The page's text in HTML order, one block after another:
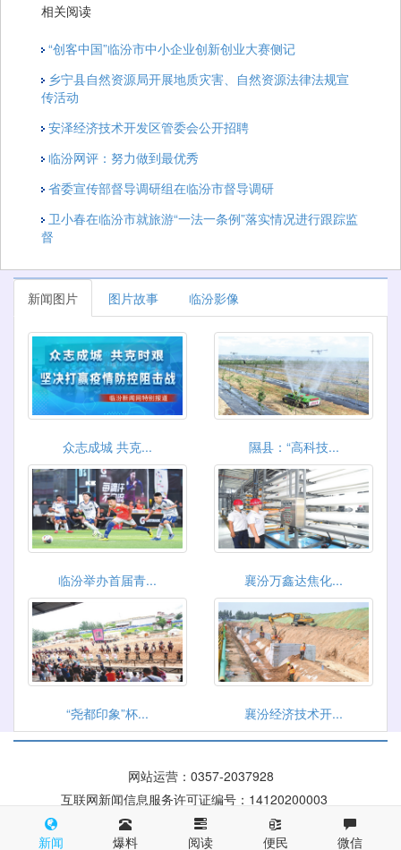
相关阅读
“创客中国”临汾市中小企业创新创业大赛侧记
乡宁县自然资源局开展地质灾害、自然资源法律法规宣
传活动
安泽经济技术开发区管委会公开招聘
临汾网评：努力做到最优秀
省委宣传部督导调研组在临汾市督导调研
卫小春在临汾市就旅游“一法一条例”落实情况进行跟踪监
督
新闻图片 图片故事 临汾影像
众志成城 共克... 隰县：“高科技...
临汾举办首届青... 襄汾万鑫达焦化...
“尧都印象”杯... 襄汾经济技术开...
网站运营：0357-2037928
互联网新闻信息服务许可证编号：14120200003
晋公网安备 14100002000116号
新闻 爆料 阅读 便民 微信